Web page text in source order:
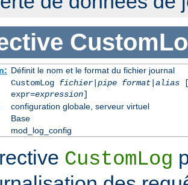
Définit le nom et le format du fichier journal
CustomLog fichier|pipe format|alias
expr=expression]
configuration globale, serveur virtuel
Base
mod_log_config
CustomLog